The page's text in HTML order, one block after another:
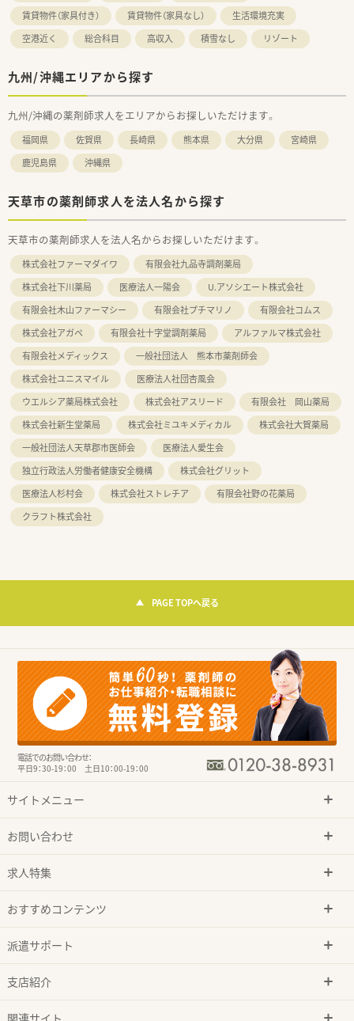
賃貸物件（家具付き）
賃貸物件（家具なし）
生活環境充実
空港近く
総合科目 高収入 積雪なし リゾート
九州/沖縄エリアから探す
九州/沖縄の薬剤師求人をエリアからお探しいただけます。
福岡県 佐賀県 長崎県 熊本県 大分県
宮崎県
鹿児島県
沖縄県
天草市の薬剤師求人を法人名から探す
天草市の薬剤師求人を法人名からお探しいただけます。
株式会社ファーマダイワ
有限会社九品寺調剤薬局
株式会社下川薬局
医療法人一陽会
U.アソシエート株式会社
有限会社木山ファーマシー
有限会社プチマリノ
有限会社コムス
株式会社アガペ
有限会社十字堂調剤薬局
アルファルマ株式会社
有限会社メディックス
一般社団法人 熊本市薬剤師会
株式会社ユニスマイル
医療法人社団杏風会
ウエルシア薬局株式会社
株式会社アスリード
有限会社 岡山薬局
株式会社新生堂薬局
株式会社ミユキメディカル
株式会社大賀薬局
一般社団法人天草郡市医師会
医療法人愛生会
独立行政法人労働者健康安全機構
株式会社グリット
医療法人杉村会
株式会社ストレチア
有限会社野の花薬局
クラフト株式会社
PAGE TOPへ戻る
電話でのお問い合わせ：
平日9：30-19：00 土日10：00-19：00
サイトメニュー
お問い合わせ
求人特集
おすすめコンテンツ
派遣サポート
支店紹介
関連サイト